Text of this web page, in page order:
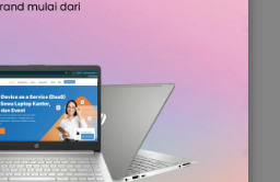
adalah kriteria
sesuai keperluan, Anda
fitur tambahan yang
ingin internet dapat